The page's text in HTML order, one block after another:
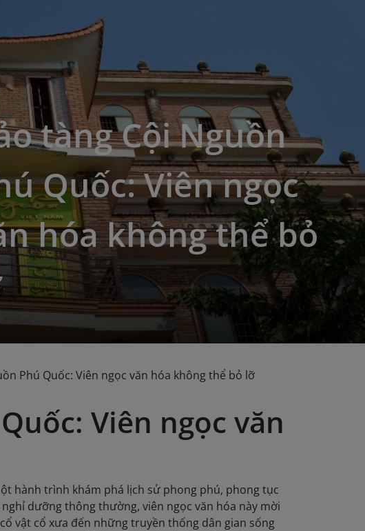
tàng Cội Nguồn
Quốc: Viên ngọc
hóa không thể bỏ
Phú Quốc: Viên ngọc văn hóa không thể bỏ lỡ
Viên ngọc văn
hành trình khám phá lịch sử phong phú, phong tục
dưỡng thông thường, viên ngọc văn hóa này mời
vật cổ xưa đến những truyền thống dân gian sống